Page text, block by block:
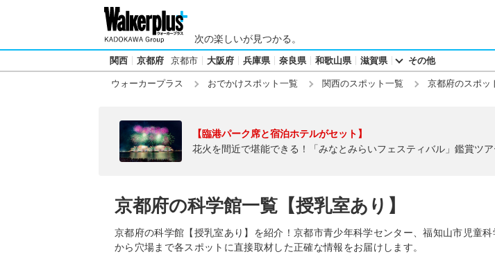
次の楽しいが見つかる。
関西 京都府 京都市 大阪府 兵庫県 奈良県 和歌山県 滋賀県 その他
ウォーカープラス おでかけスポット一覧 関西のスポット一覧 京都府のスポッ
【臨港パーク席と宿泊ホテルがセット】
花火を間近で堪能できる！「みなとみらいフェスティバル」鑑賞ツ
京都府の科学館一覧【授乳室あり】
京都府の科学館【授乳室あり】を紹介！京都市青少年科学センター、福知山市児童
から穴場まで各スポットに直接取材した正確な情報をお届けします。